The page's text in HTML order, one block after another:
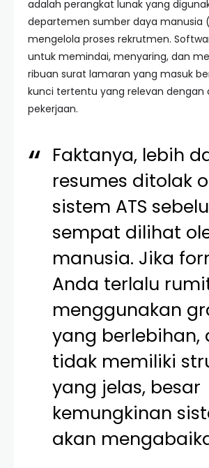
adalah perangkat lunak yang
departemen sumber daya manusia
mengelola proses rekrutmen.
untuk memindai, menyaring, dan
ribuan surat lamaran yang masuk
kunci tertentu yang relevan dengan
pekerjaan.
Faktanya, lebih
resumes ditolak
sistem ATS
sempat dilihat
manusia. Jika
Anda terlalu
menggunakan
yang berlebihan,
tidak memiliki
yang jelas, besar
kemungkinan
akan